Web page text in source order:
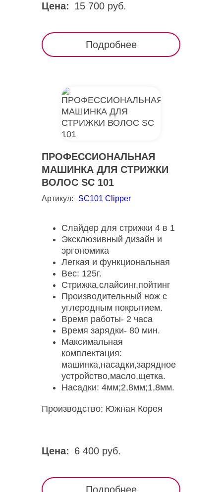
Цена: 15 700 руб.
Подробнее
ПРОФЕССИОНАЛЬНАЯ
МАШИНКА ДЛЯ СТРИЖКИ
ВОЛОС SC 101
Артикул: SC101 Clipper
Слайдер для стрижки 4 в 1
Эксклюзивный дизайн и
эргономика
Легкая и функциональная
Вес: 125г.
Стрижка,слайсинг,пойтинг
Производительный нож с
углеродным покрытием.
Время работы- 2 часа
Время зарядки- 80 мин.
Максимальная
комплектация:
машинка,насадки,зарядное
устройство,масло,щетка.
Насадки: 4мм;2,8мм;1,8мм.
Производство: Южная Корея
Цена: 6 400 руб.
Подробнее